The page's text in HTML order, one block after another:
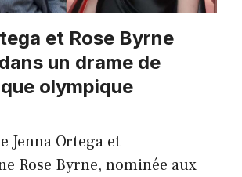
et Rose Byrne
un drame de
olympique
Jenna Ortega et
Rose Byrne, nominée aux